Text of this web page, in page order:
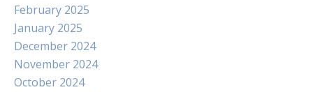
February 2025
January 2025
December 2024
November 2024
October 2024